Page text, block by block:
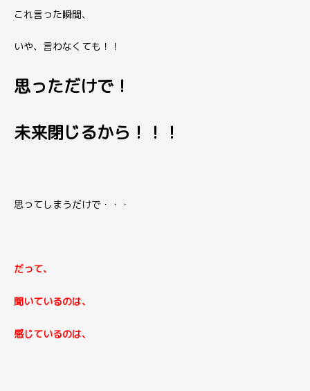
これ言った瞬間、
いや、言わなくても！！
思っただけで！
未来閉じるから！！！
思ってしまうだけで・・・
だって、
聞いているのは、
感じているのは、